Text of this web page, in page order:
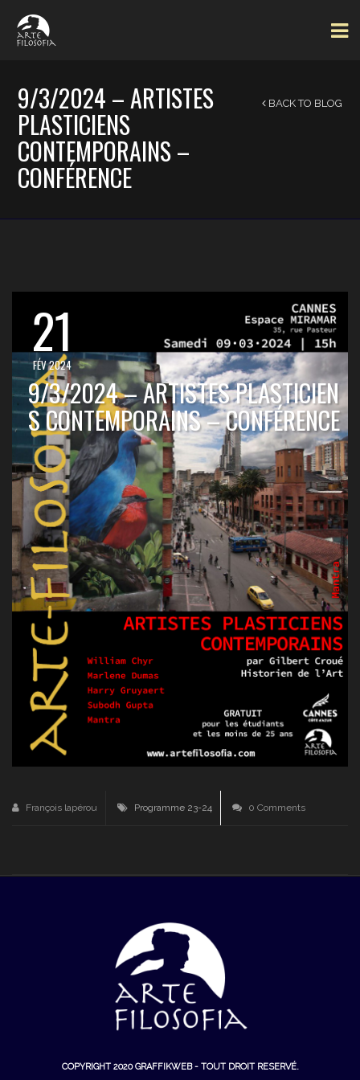
9/3/2024 – ARTISTES
PLASTICIENS
CONTEMPORAINS –
CONFÉRENCE
BACK TO BLOG
21
FÉV 2024
9/3/2024 – ARTISTES PLASTICIEN
S CONTEMPORAINS – CONFÉRENCE
François lapérou Programme 23-24 0 Comments
COPYRIGHT 2020GRAFFIKWEB- TOUT DROIT RESERVÉ.